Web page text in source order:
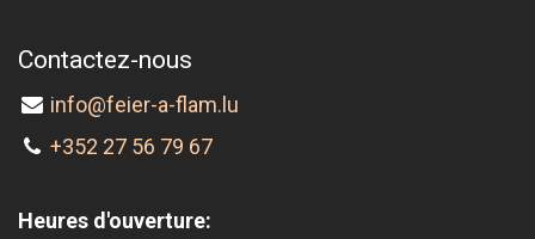
Contactez-nous
info@feier-a-flam.lu
+352 27 56 79 67
Heures d'ouverture: